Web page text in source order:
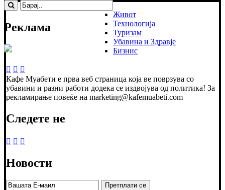
Реклама
Живот
Технологија
Туризам
Убавина и Здравје
Бизнис
Кафе Муабети е прва веб страница која ве поврзува со
убавини и разни работи додека се издвојува од политика! За
рекламирање повеќе на marketing@kafemuabeti.com
Следете не
Новости